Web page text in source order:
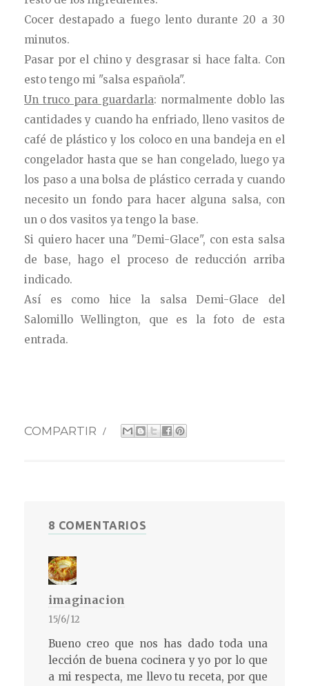
Cocer destapado a fuego lento durante 20 a 30
minutos.
Pasar por el chino y desgrasar si hace falta. Con
esto tengo mi "salsa española".
Un truco para guardarla: normalmente doblo las
cantidades y cuando ha enfriado, lleno vasitos de
café de plástico y los coloco en una bandeja en el
congelador hasta que se han congelado, luego ya
los paso a una bolsa de plástico cerrada y cuando
necesito un fondo para hacer alguna salsa, con
un o dos vasitos ya tengo la base.
Si quiero hacer una "Demi-Glace", con esta salsa
de base, hago el proceso de reducción arriba
indicado.
Así es como hice la salsa Demi-Glace del
Salomillo Wellington, que es la foto de esta
entrada.
COMPARTIR /
8 COMENTARIOS
imaginacion
15/6/12
Bueno creo que nos has dado toda una
lección de buena cocinera y yo por lo que
a mi respecta, me llevo tu receta, por que